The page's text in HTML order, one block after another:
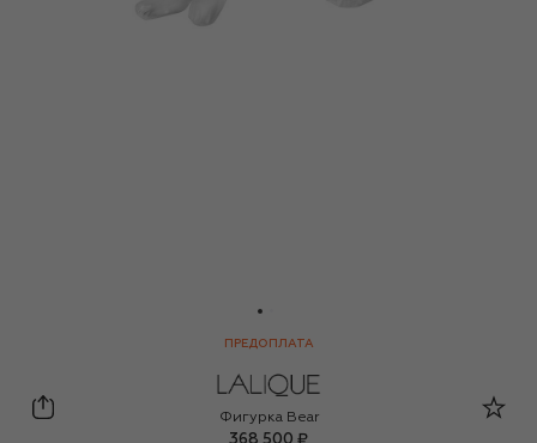
ПРЕДОПЛАТА
Lalique
Фигурка Bear
368 500 ₽